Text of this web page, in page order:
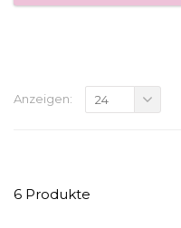
Anzeigen: 24
6 Produkte